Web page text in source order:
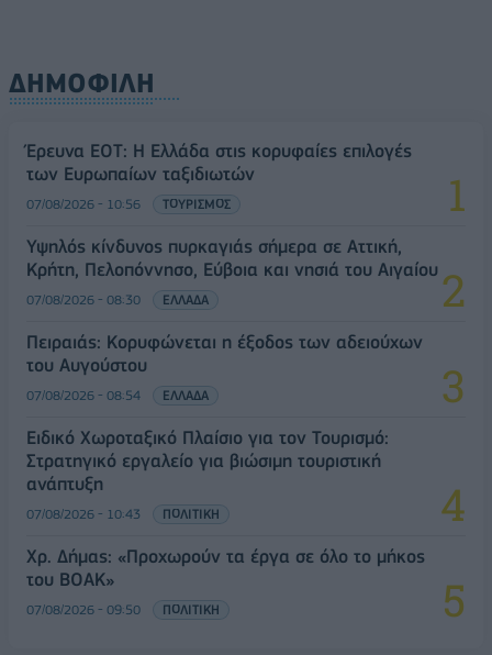
ΔΗΜΟΦΙΛΗ
Έρευνα ΕΟΤ: Η Ελλάδα στις κορυφαίες επιλογές
των Ευρωπαίων ταξιδιωτών
07/08/2026 - 10:56 ΤΟΥΡΙΣΜΟΣ
Υψηλός κίνδυνος πυρκαγιάς σήμερα σε Αττική,
Κρήτη, Πελοπόννησο, Εύβοια και νησιά του Αιγαίου
07/08/2026 - 08:30 ΕΛΛΑΔΑ
Πειραιάς: Κορυφώνεται η έξοδος των αδειούχων
του Αυγούστου
07/08/2026 - 08:54 ΕΛΛΑΔΑ
Ειδικό Χωροταξικό Πλαίσιο για τον Τουρισμό:
Στρατηγικό εργαλείο για βιώσιμη τουριστική
ανάπτυξη
07/08/2026 - 10:43 ΠΟΛΙΤΙΚΗ
Χρ. Δήμας: «Προχωρούν τα έργα σε όλο το μήκος
του ΒΟΑΚ»
07/08/2026 - 09:50 ΠΟΛΙΤΙΚΗ